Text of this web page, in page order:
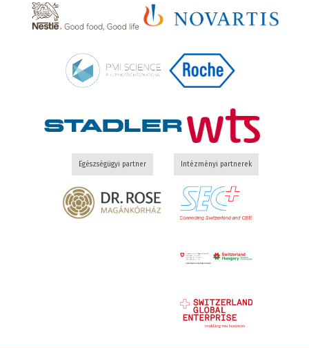
Egészségügyi partner Intézményi partnerek